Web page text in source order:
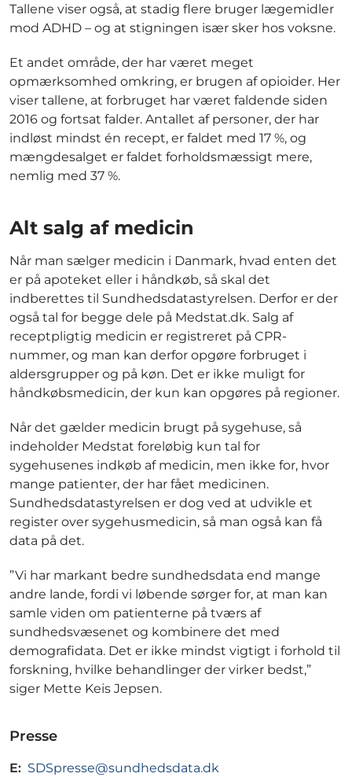
Tallene viser også, at stadig flere bruger lægemidler
mod ADHD – og at stigningen især sker hos voksne.
Et andet område, der har været meget
opmærksomhed omkring, er brugen af opioider. Her
viser tallene, at forbruget har været faldende siden
2016 og fortsat falder. Antallet af personer, der har
indløst mindst én recept, er faldet med 17 %, og
mængdesalget er faldet forholdsmæssigt mere,
nemlig med 37 %.
Alt salg af medicin
Når man sælger medicin i Danmark, hvad enten det
er på apoteket eller i håndkøb, så skal det
indberettes til Sundhedsdatastyrelsen. Derfor er der
også tal for begge dele på Medstat.dk. Salg af
receptpligtig medicin er registreret på CPR-
nummer, og man kan derfor opgøre forbruget i
aldersgrupper og på køn. Det er ikke muligt for
håndkøbsmedicin, der kun kan opgøres på regioner.
Når det gælder medicin brugt på sygehuse, så
indeholder Medstat foreløbig kun tal for
sygehusenes indkøb af medicin, men ikke for, hvor
mange patienter, der har fået medicinen.
Sundhedsdatastyrelsen er dog ved at udvikle et
register over sygehusmedicin, så man også kan få
data på det.
”Vi har markant bedre sundhedsdata end mange
andre lande, fordi vi løbende sørger for, at man kan
samle viden om patienterne på tværs af
sundhedsvæsenet og kombinere det med
demografidata. Det er ikke mindst vigtigt i forhold til
forskning, hvilke behandlinger der virker bedst,”
siger Mette Keis Jepsen.
Presse
E: SDSpresse@sundhedsdata.dk